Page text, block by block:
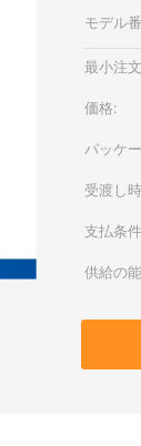
モデル
最小注
価格:
パッケ
受渡し
支払条
供給の